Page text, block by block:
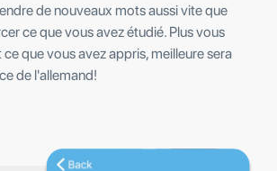
de nouveaux mots aussi vite que
ce que vous avez étudié. Plus vous
que vous avez appris, meilleure sera
de l'allemand!